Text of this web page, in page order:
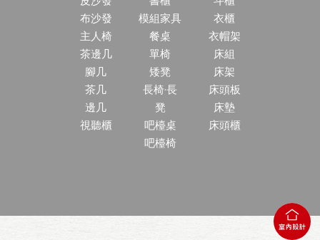
布沙發
主人椅
茶邊几
腳几
茶几
邊几
視聽櫃
模組家具
餐桌
單椅
矮凳
長椅·長
凳
吧檯桌
吧檯椅
衣櫃
衣帽架
床組
床架
床頭板
床墊
床頭櫃